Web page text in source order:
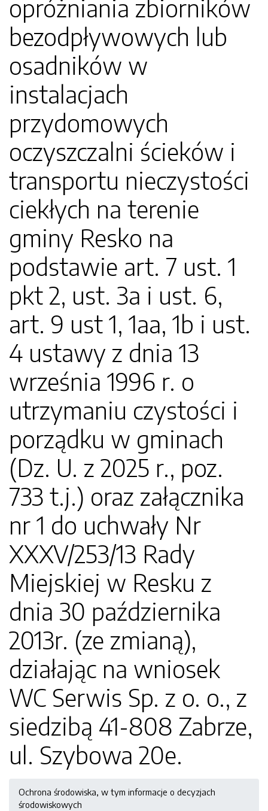
opróżniania zbiorników
bezodpływowych lub
osadników w
instalacjach
przydomowych
oczyszczalni ścieków i
transportu nieczystości
ciekłych na terenie
gminy Resko na
podstawie art. 7 ust. 1
pkt 2, ust. 3a i ust. 6,
art. 9 ust 1, 1aa, 1b i ust.
4 ustawy z dnia 13
września 1996 r. o
utrzymaniu czystości i
porządku w gminach
(Dz. U. z 2025 r., poz.
733 t.j.) oraz załącznika
nr 1 do uchwały Nr
XXXV/253/13 Rady
Miejskiej w Resku z
dnia 30 października
2013r. (ze zmianą),
działając na wniosek
WC Serwis Sp. z o. o., z
siedzibą 41-808 Zabrze,
ul. Szybowa 20e.
Ochrona środowiska, w tym informacje o decyzjach
środowiskowych